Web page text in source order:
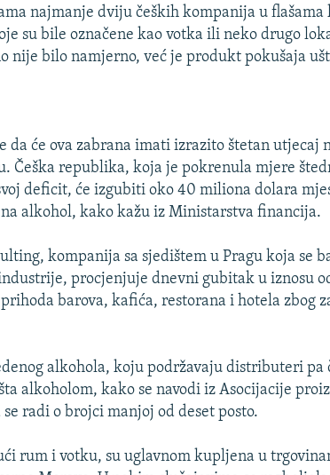
najmanje dviju čeških kompanija u flašama
su bile označene kao votka ili neko drugo
nije bilo namjerno, već je produkt pokušaja
da će ova zabrana imati izrazito štetan utjecaj
Češka republika, koja je pokrenula mjere
deficit, će izgubiti oko 40 miliona dolara
alkohol, kako kažu iz Ministarstva financija.
kompanija sa sjedištem u Pragu koja se
procjenjuje dnevni gubitak u iznosu
barova, kafića, restorana i hotela zbog
alkohola, koju podržavaju distributeri pa
alkoholom, kako se navodi iz Asocijacije
radi o brojci manjoj od deset posto.
rum i votku, su uglavnom kupljena u